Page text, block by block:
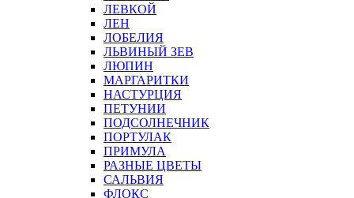
ЛЕВКОЙ
ЛЕН
ЛОБЕЛИЯ
ЛЬВИНЫЙ ЗЕВ
ЛЮПИН
МАРГАРИТКИ
НАСТУРЦИЯ
ПЕТУНИИ
ПОДСОЛНЕЧНИК
ПОРТУЛАК
ПРИМУЛА
РАЗНЫЕ ЦВЕТЫ
САЛЬВИЯ
ФЛОКС